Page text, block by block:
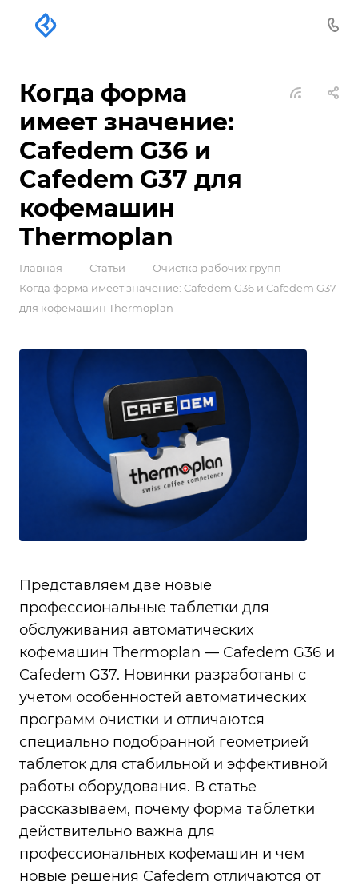
Когда форма
имеет значение:
Cafedem G36 и
Cafedem G37 для
кофемашин
Thermoplan
Главная — Статьи — Очистка рабочих групп —
Когда форма имеет значение: Cafedem G36 и Cafedem G37
для кофемашин Thermoplan
Представляем две новые
профессиональные таблетки для
обслуживания автоматических
кофемашин Thermoplan — Cafedem G36 и
Cafedem G37. Новинки разработаны с
учетом особенностей автоматических
программ очистки и отличаются
специально подобранной геометрией
таблеток для стабильной и эффективной
работы оборудования. В статье
рассказываем, почему форма таблетки
действительно важна для
профессиональных кофемашин и чем
новые решения Cafedem отличаются от